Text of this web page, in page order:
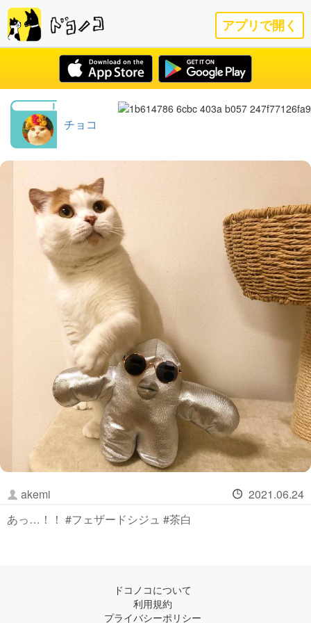
アプリで開く
チョコ
akemi
2021.06.24
あっ…！！ #フェザードシジュ #茶白
ドコノコについて
利用規約
プライバシーポリシー